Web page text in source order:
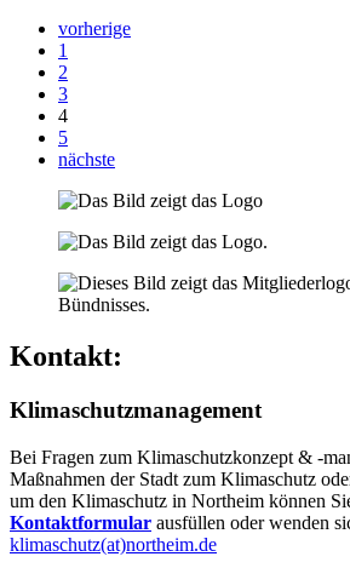
vorherige
1
2
3
4
5
nächste
Kontakt:
Klimaschutzmanagement
Bei Fragen zum Klimaschutzkonzept & -
Maßnahmen der Stadt zum Klimaschutz
um den Klimaschutz in Northeim können
Kontaktformular ausfüllen oder wenden
klimaschutz(at)northeim.de